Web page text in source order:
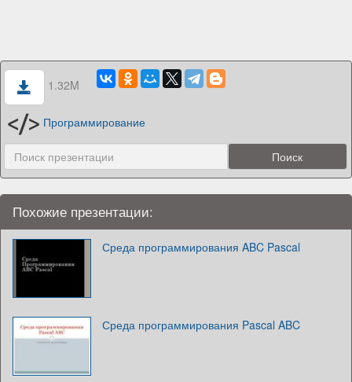
1.32M
Программирование
Похожие презентации:
Среда программирования ABC Pascal
Среда программирования Pascal ABC